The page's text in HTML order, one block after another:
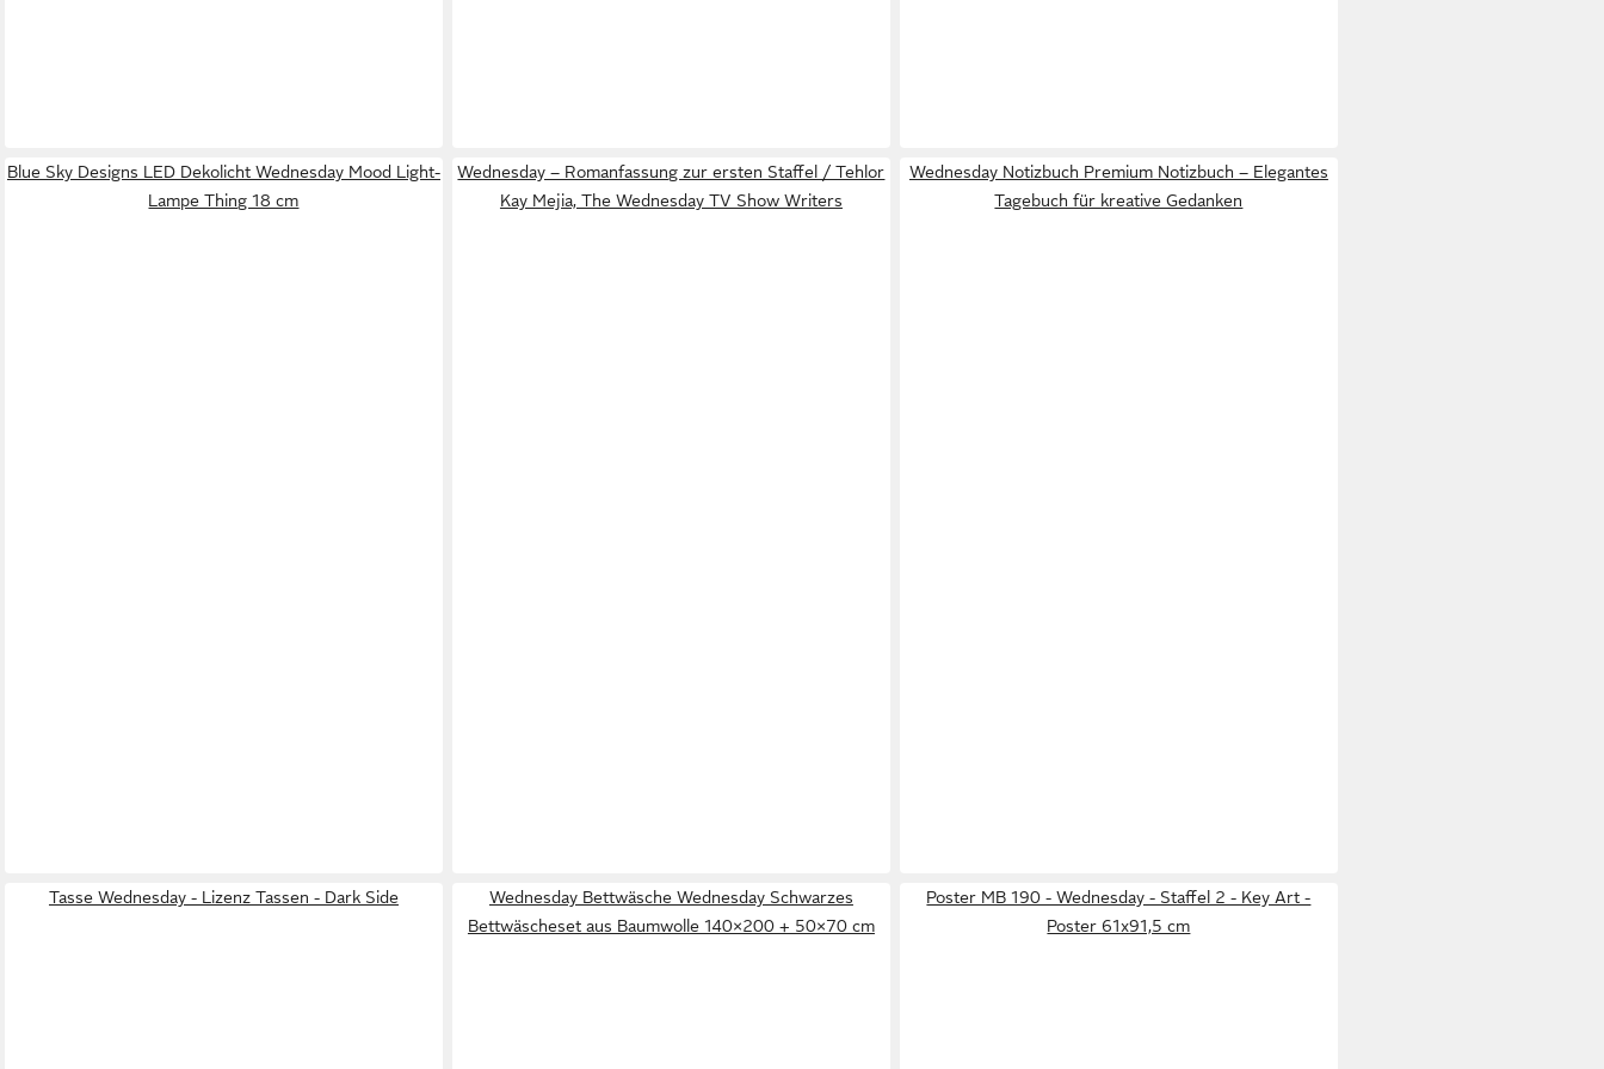
Blue Sky Designs LED Dekolicht Wednesday Mood Light-
Lampe Thing 18 cm
Wednesday – Romanfassung zur ersten Staffel / Tehlor
Kay Mejia, The Wednesday TV Show Writers
Wednesday Notizbuch Premium Notizbuch – Elegantes
Tagebuch für kreative Gedanken
Tasse Wednesday - Lizenz Tassen - Dark Side
Wednesday Bettwäsche Wednesday Schwarzes
Bettwäscheset aus Baumwolle 140×200 + 50×70 cm
Poster MB 190 - Wednesday - Staffel 2 - Key Art -
Poster 61x91,5 cm